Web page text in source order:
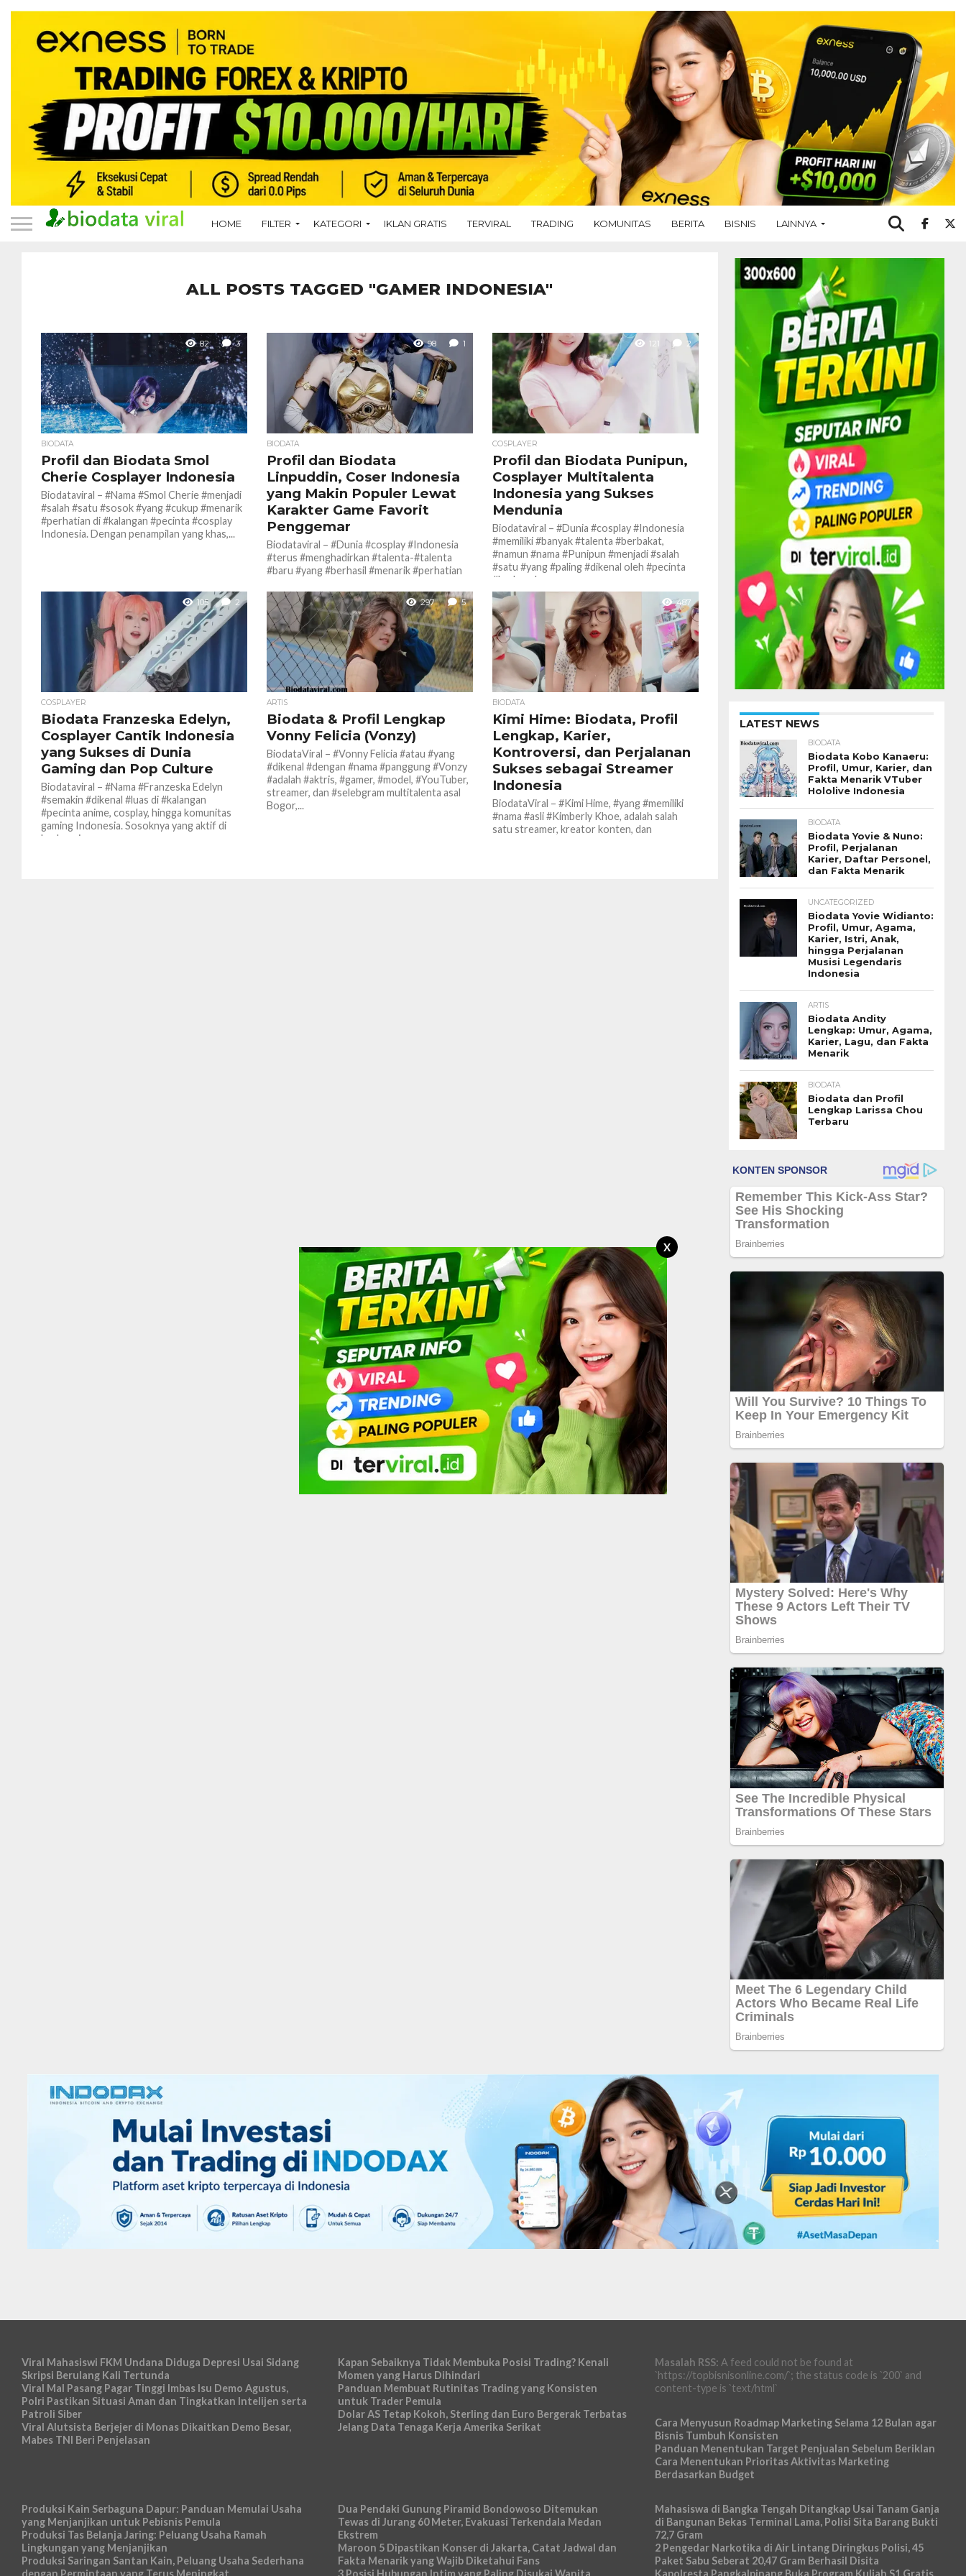
X
HOME FILTER KATEGORI IKLAN GRATIS TERVIRAL TRADING KOMUNITAS BERITA BISNIS LAINNYA
ALL POSTS TAGGED "GAMER INDONESIA"
82 3
BIODATA
Profil dan Biodata Smol
Cherie Cosplayer Indonesia
Biodataviral – #Nama #Smol Cherie #menjadi
#salah #satu #sosok #yang #cukup #menarik
#perhatian di #kalangan #pecinta #cosplay
Indonesia. Dengan penampilan yang khas,...
98 1
BIODATA
Profil dan Biodata
Linpuddin, Coser Indonesia
yang Makin Populer Lewat
Karakter Game Favorit
Penggemar
Biodataviral – #Dunia #cosplay #Indonesia
#terus #menghadirkan #talenta-#talenta
#baru #yang #berhasil #menarik #perhatian
budaya pop Jepang. Salah...
121 2
COSPLAYER
Profil dan Biodata Punipun,
Cosplayer Multitalenta
Indonesia yang Sukses
Mendunia
Biodataviral – #Dunia #cosplay #Indonesia
#memiliki #banyak #talenta #berbakat,
#namun #nama #Punipun #menjadi #salah
#satu #yang #paling #dikenal oleh #pecinta
#budaya Jepang...
105 2
COSPLAYER
Biodata Franzeska Edelyn,
Cosplayer Cantik Indonesia
yang Sukses di Dunia
Gaming dan Pop Culture
Biodataviral – #Nama #Franzeska Edelyn
#semakin #dikenal #luas di #kalangan
#pecinta anime, cosplay, hingga komunitas
gaming Indonesia. Sosoknya yang aktif di
berbagai...
297 5
ARTIS
Biodata & Profil Lengkap
Vonny Felicia (Vonzy)
BiodataViral – #Vonny Felicia #atau #yang
#dikenal #dengan #nama #panggung #Vonzy
#adalah #aktris, #gamer, #model, #YouTuber,
streamer, dan #selebgram multitalenta asal
Bogor,...
487
BIODATA
Kimi Hime: Biodata, Profil
Lengkap, Karier,
Kontroversi, dan Perjalanan
Sukses sebagai Streamer
Indonesia
BiodataViral – #Kimi Hime, #yang #memiliki
#nama #asli #Kimberly Khoe, adalah salah
satu streamer, kreator konten, dan
LATEST NEWS
BIODATA
Biodata Kobo Kanaeru:
Profil, Umur, Karier, dan
Fakta Menarik VTuber
Hololive Indonesia
BIODATA
Biodata Yovie & Nuno:
Profil, Perjalanan
Karier, Daftar Personel,
dan Fakta Menarik
UNCATEGORIZED
Biodata Yovie Widianto:
Profil, Umur, Agama,
Karier, Istri, Anak,
hingga Perjalanan
Musisi Legendaris
Indonesia
ARTIS
Biodata Andity
Lengkap: Umur, Agama,
Karier, Lagu, dan Fakta
Menarik
BIODATA
Biodata dan Profil
Lengkap Larissa Chou
Terbaru
Viral Mahasiswi FKM Undana Diduga Depresi Usai Sidang
Skripsi Berulang Kali Tertunda
Viral Mal Pasang Pagar Tinggi Imbas Isu Demo Agustus,
Polri Pastikan Situasi Aman dan Tingkatkan Intelijen serta
Patroli Siber
Viral Alutsista Berjejer di Monas Dikaitkan Demo Besar,
Mabes TNI Beri Penjelasan
Kapan Sebaiknya Tidak Membuka Posisi Trading? Kenali
Momen yang Harus Dihindari
Panduan Membuat Rutinitas Trading yang Konsisten
untuk Trader Pemula
Dolar AS Tetap Kokoh, Sterling dan Euro Bergerak Terbatas
Jelang Data Tenaga Kerja Amerika Serikat
Masalah RSS: A feed could not be found at
`https://topbisnisonline.com/`; the status code is `200` and
content-type is `text/html`
Cara Menyusun Roadmap Marketing Selama 12 Bulan agar
Bisnis Tumbuh Konsisten
Panduan Menentukan Target Penjualan Sebelum Beriklan
Cara Menentukan Prioritas Aktivitas Marketing
Berdasarkan Budget
Produksi Kain Serbaguna Dapur: Panduan Memulai Usaha
yang Menjanjikan untuk Pebisnis Pemula
Produksi Tas Belanja Jaring: Peluang Usaha Ramah
Lingkungan yang Menjanjikan
Produksi Saringan Santan Kain, Peluang Usaha Sederhana
dengan Permintaan yang Terus Meningkat
Dua Pendaki Gunung Piramid Bondowoso Ditemukan
Tewas di Jurang 60 Meter, Evakuasi Terkendala Medan
Ekstrem
Maroon 5 Dipastikan Konser di Jakarta, Catat Jadwal dan
Fakta Menarik yang Wajib Diketahui Fans
3 Posisi Hubungan Intim yang Paling Disukai Wanita
Mahasiswa di Bangka Tengah Ditangkap Usai Tanam Ganja
di Bangunan Bekas Terminal Lama, Polisi Sita Barang Bukti
72,7 Gram
2 Pengedar Narkotika di Air Lintang Diringkus Polisi, 45
Paket Sabu Seberat 20,47 Gram Berhasil Disita
Kapolresta Pangkalpinang Buka Program Kuliah S1 Gratis,